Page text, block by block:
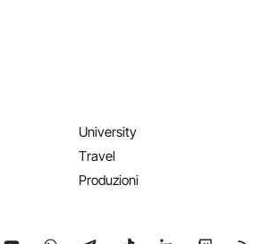
University
Travel
Produzioni